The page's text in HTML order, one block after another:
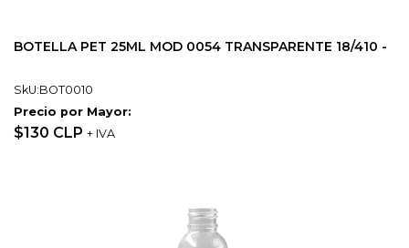
BOTELLA PET 25ML MOD 0054 TRANSPARENTE 18/410 -
SkU:BOT0010
Precio por Mayor:
$130 CLP + IVA